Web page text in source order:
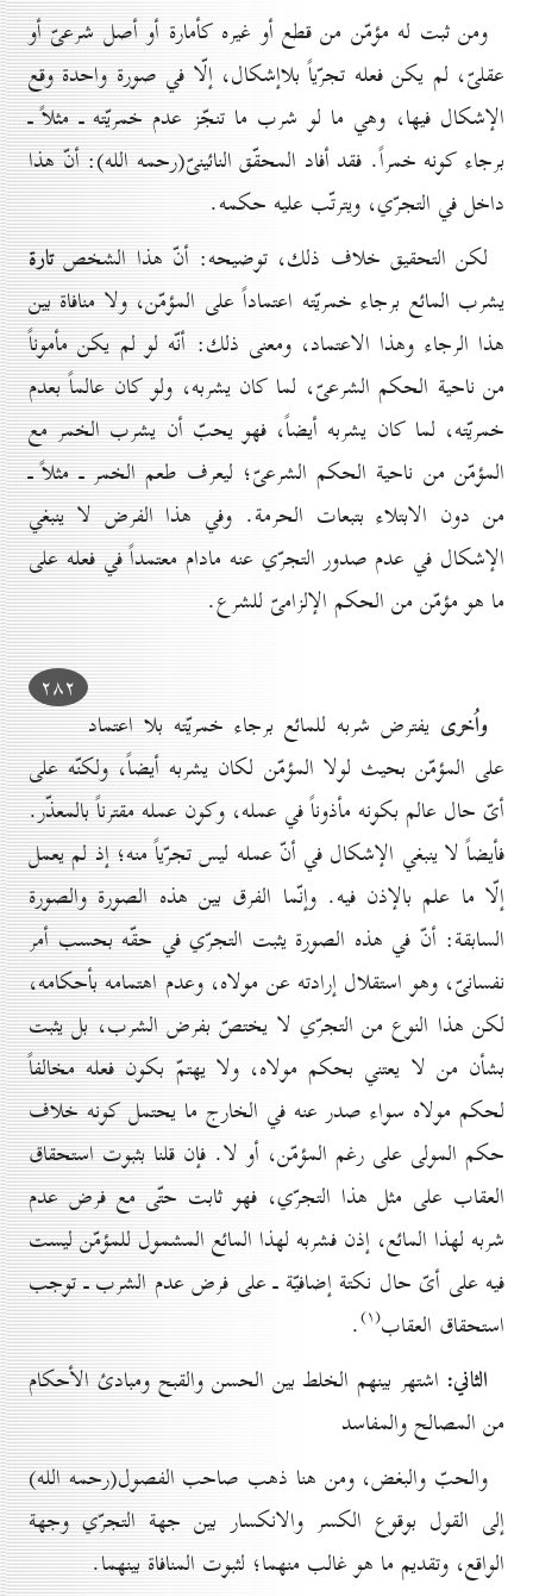
ومن ثبت له مؤمّن من قطع أو غيره كأمارة أو أصل شرعىّ أو
عقلىّ، لم يكن فعله تجرّياً بلاإشكال، إلّا في صورة واحدة وقع
الإشكال فيها، وهي ما لو شرب ما تنجّز عدم خمريّته ـ مثلاً ـ
برجاء كونه خمراً. فقد أفاد المحقّق النائينىّ(رحمه الله): أنّ هذا
داخل في التجرّي، ويترتّب عليه حكمه.
لكن التحقيق خلاف ذلك، توضيحه: أنّ هذا الشخصتارة
يشرب المائع برجاء خمريّته اعتماداً على المؤمّن، ولا منافاة بين
هذا الرجاء وهذا الاعتماد، ومعنى ذلك: أنّه لو لم يكن مأموناً
من ناحية الحكم الشرعىّ، لما كان يشربه، ولو كان عالماً بعدم
خمريّته، لما كان يشربه أيضاً، فهو يحبّ أن يشرب الخمر مع
المؤمّن من ناحية الحكم الشرعىّ؛ ليعرف طعم الخمر ـ مثلاً ـ
من دون الابتلاء بتبعات الحرمة. وفي هذا الفرض لا ينبغي
الإشكال في عدم صدور التجرّي عنه مادام معتمداً في فعله على
ما هو مؤمّن من الحكم الإلزامىّ للشرع.
۲۸۲
واُخرى يفترض شربه للمائع برجاء خمريّته بلا اعتماد
على المؤمّن بحيث لولا المؤمّن لكان يشربه أيضاً، ولكنّه على
أىّ حال عالم بكونه مأذوناً في عمله، وكون عمله مقترناً بالمعذّر.
فأيضاً لا ينبغي الإشكال في أنّ عمله ليس تجرّياً منه؛ إذ لم يعمل
إلّا ما علم بالإذن فيه. وإنّما الفرق بين هذه الصورة والصورة
السابقة: أنّ في هذه الصورة يثبت التجرّي في حقّه بحسب أمر
نفسانىّ، وهو استقلال إرادته عن مولاه، وعدم اهتمامه بأحكامه،
لكن هذا النوع من التجرّي لا يختصّ بفرض الشرب، بل يثبت
بشأن من لا يعتني بحكم مولاه، ولا يهتمّ بكون فعله مخالفاً
لحكم مولاه سواء صدر عنه في الخارج ما يحتمل كونه خلاف
حكم المولى على رغم المؤمّن، أو لا. فإن قلنا بثبوت استحقاق
العقاب على مثل هذا التجرّي، فهو ثابت حتّى مع فرض عدم
شربه لهذا المائع، إذن فشربه لهذا المائع المشمول للمؤمّن ليست
فيه على أىّ حال نكتة إضافيّة ـ على فرض عدم الشرب ـ توجب
استحقاق العقاب(۱) .
الثاني: اشتهر بينهم الخلط بين الحسن والقبح ومبادئ الأحكام
من المصالح والمفاسد
والحبّ والبغض، ومن هنا ذهب صاحب الفصول(رحمه الله)
إلى القول بوقوع الكسر والانكسار بين جهة التجرّي وجهة
الواقع، وتقديم ما هو غالب منهما؛ لثبوت المنافاة بينهما.